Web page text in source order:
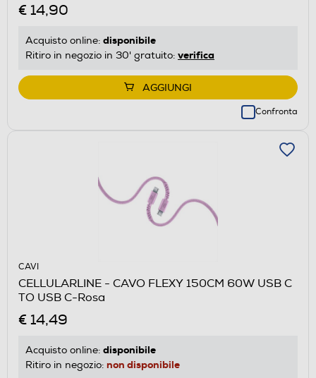
€ 14,90
Acquisto online: disponibile
Ritiro in negozio in 30' gratuito: verifica
AGGIUNGI
Confronta
CAVI
CELLULARLINE - CAVO FLEXY 150CM 60W USB C
TO USB C-Rosa
€ 14,49
Acquisto online: disponibile
Ritiro in negozio: non disponibile